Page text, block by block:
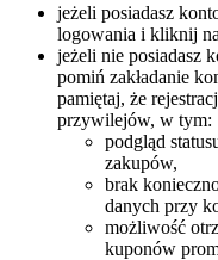
jeżeli posiadasz
logowania i kliknij
jeżeli nie posiadasz
pomiń zakładanie
pamiętaj, że
przywilejów, w tym:
podgląd
zakupów,
brak
danych przy
możliwość
kuponów